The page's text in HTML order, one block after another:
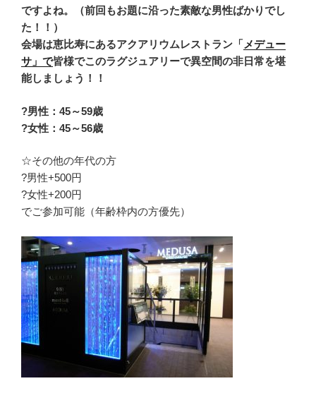
ですよね。（前回もお題に沿った素敵な男性ばかりでし
た！！）
会場は恵比寿にあるアクアリウムレストラン「 メデュー
サ」で皆様でこのラグジュアリーで異空間の非日常を堪
能しましょう！！
?男性：45～59歳
?女性：45～56歳
☆その他の年代の方
?男性+500円
?女性+200円
でご参加可能（年齢枠内の方優先）